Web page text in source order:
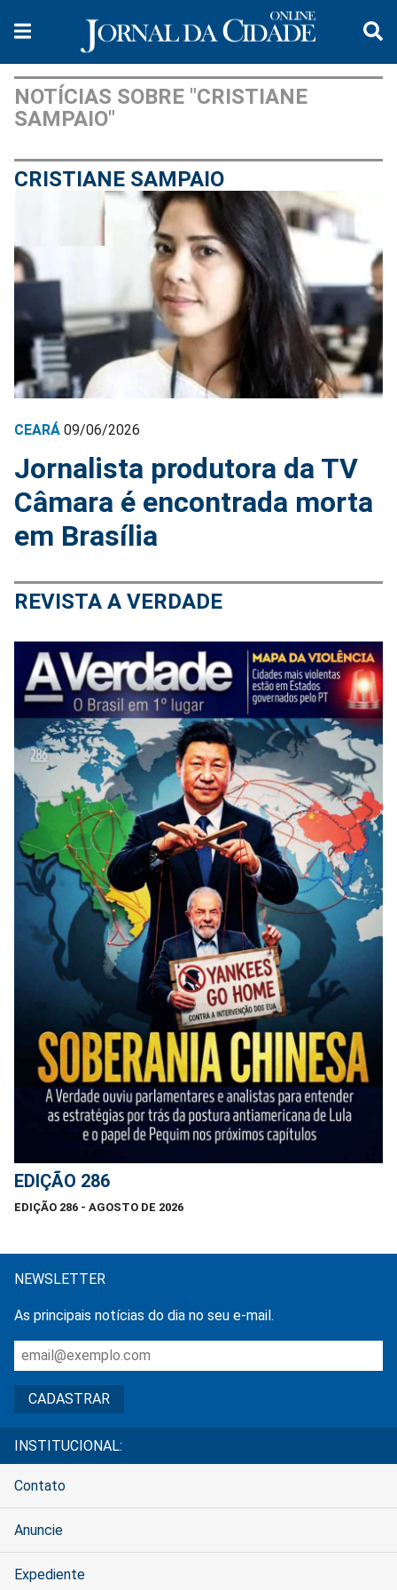
NOTÍCIAS SOBRE "CRISTIANE
SAMPAIO"
CRISTIANE SAMPAIO
CEARÁ 09/06/2026
Jornalista produtora da TV
Câmara é encontrada morta
em Brasília
REVISTA A VERDADE
EDIÇÃO 286
EDIÇÃO 286 - AGOSTO DE 2026
NEWSLETTER
As principais notícias do dia no seu e-mail.
INSTITUCIONAL:
Contato
Anuncie
Expediente